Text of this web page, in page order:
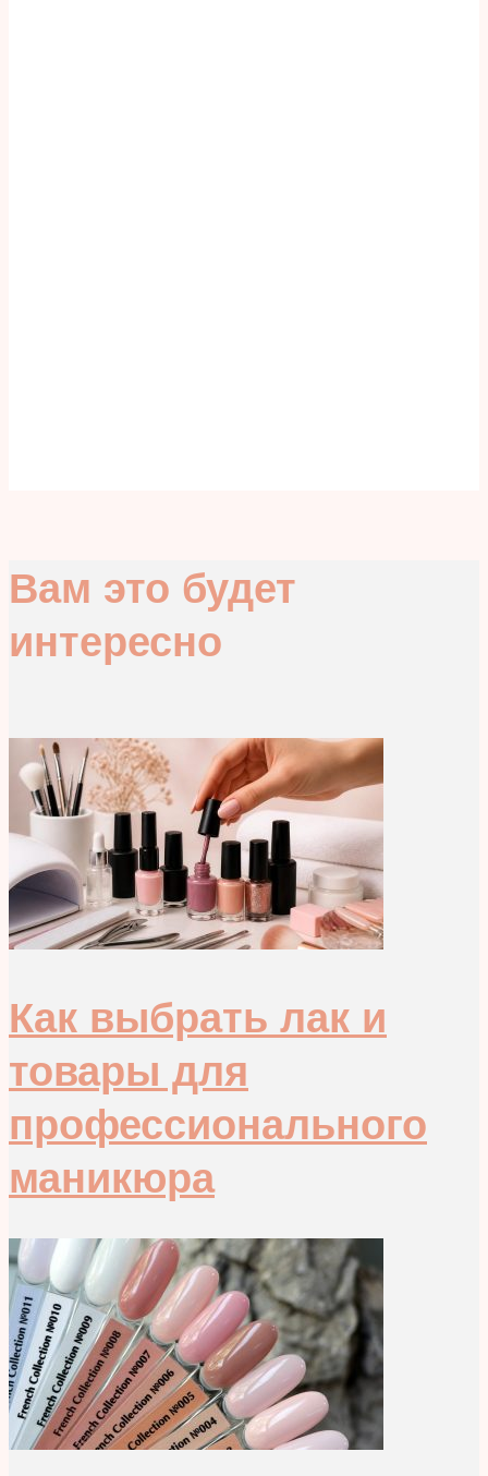
Вам это будет
интересно
Как выбрать лак и
товары для
профессионального
маникюра